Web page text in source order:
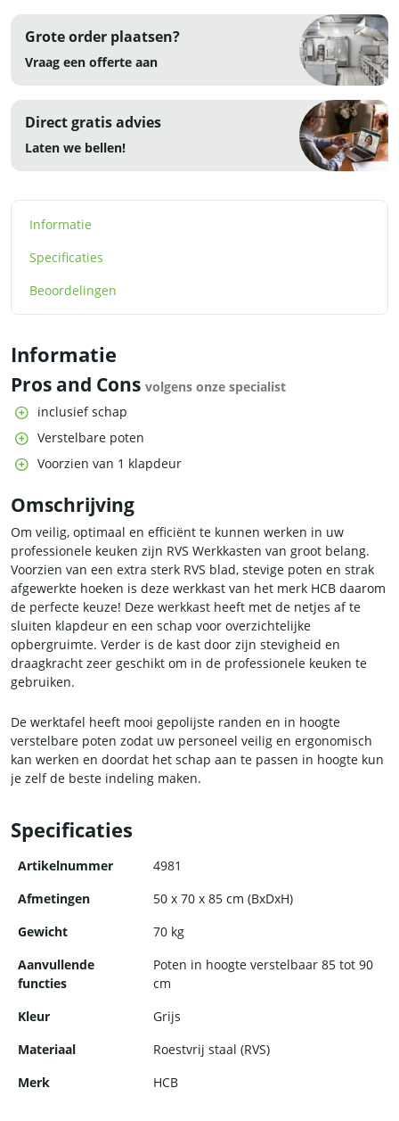
Grote order plaatsen?
Vraag een offerte aan
Direct gratis advies
Laten we bellen!
Informatie
Specificaties
Beoordelingen
Informatie
Pros and Cons volgens onze specialist
inclusief schap
Verstelbare poten
Voorzien van 1 klapdeur
Omschrijving
Om veilig, optimaal en efficiënt te kunnen werken in uw
professionele keuken zijn RVS Werkkasten van groot belang.
Voorzien van een extra sterk RVS blad, stevige poten en strak
afgewerkte hoeken is deze werkkast van het merk HCB daarom
de perfecte keuze! Deze werkkast heeft met de netjes af te
sluiten klapdeur en een schap voor overzichtelijke
opbergruimte. Verder is de kast door zijn stevigheid en
draagkracht zeer geschikt om in de professionele keuken te
gebruiken.
De werktafel heeft mooi gepolijste randen en in hoogte
verstelbare poten zodat uw personeel veilig en ergonomisch
kan werken en doordat het schap aan te passen in hoogte kun
je zelf de beste indeling maken.
Specificaties
Artikelnummer
4981
Afmetingen
50 x 70 x 85 cm (BxDxH)
Gewicht
70 kg
Aanvullende
functies
Poten in hoogte verstelbaar 85 tot 90
cm
Kleur
Grijs
Materiaal
Roestvrij staal (RVS)
Merk
HCB